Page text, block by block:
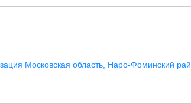
Московская область, Наро-Фоминский